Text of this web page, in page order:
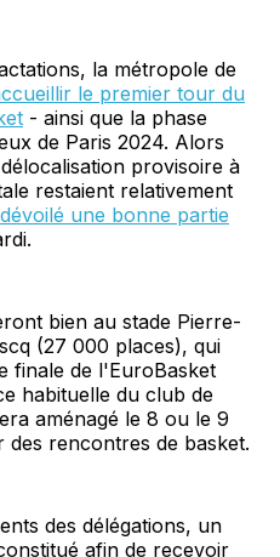
la métropole de
le premier tour du
- ainsi que la phase
de Paris 2024. Alors
provisoire à
restaient relativement
une bonne partie
bien au stade Pierre-
(27 000 places), qui
finale de l'EuroBasket
habituelle du club de
aménagé le 8 ou le 9
rencontres de basket.
des délégations, un
afin de recevoir